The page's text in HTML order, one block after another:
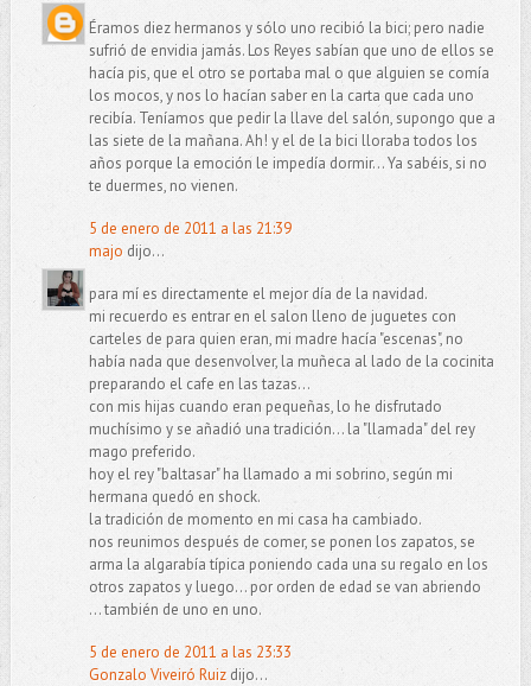
Éramos diez hermanos y sólo uno recibió la bici; pero nadie
sufrió de envidia jamás. Los Reyes sabían que uno de ellos se
hacía pis, que el otro se portaba mal o que alguien se comía
los mocos, y nos lo hacían saber en la carta que cada uno
recibía. Teníamos que pedir la llave del salón, supongo que a
las siete de la mañana. Ah! y el de la bici lloraba todos los
años porque la emoción le impedía dormir... Ya sabéis, si no
te duermes, no vienen.
5 de enero de 2011 a las 21:39
majo dijo...
para mí es directamente el mejor día de la navidad.
mi recuerdo es entrar en el salon lleno de juguetes con
carteles de para quien eran, mi madre hacía "escenas", no
había nada que desenvolver, la muñeca al lado de la cocinita
preparando el cafe en las tazas...
con mis hijas cuando eran pequeñas, lo he disfrutado
muchísimo y se añadió una tradición... la "llamada" del rey
mago preferido.
hoy el rey "baltasar" ha llamado a mi sobrino, según mi
hermana quedó en shock.
la tradición de momento en mi casa ha cambiado.
nos reunimos después de comer, se ponen los zapatos, se
arma la algarabía típica poniendo cada una su regalo en los
otros zapatos y luego... por orden de edad se van abriendo
... también de uno en uno.
5 de enero de 2011 a las 23:33
Gonzalo Viveiró Ruizdijo...